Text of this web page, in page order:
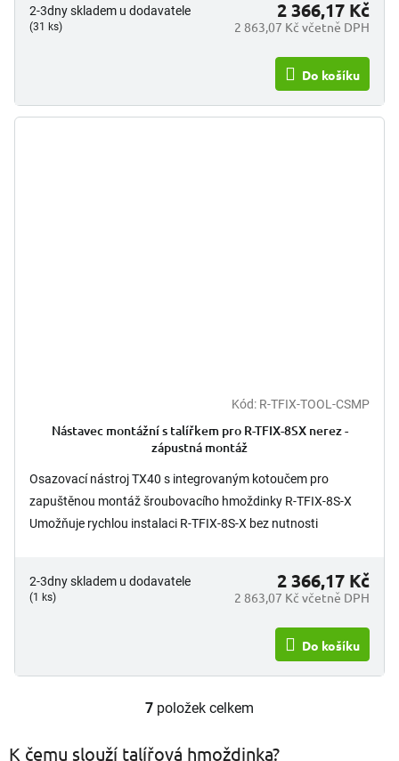
2-3dny skladem u dodavatele
(31 ks) 2 863,07 Kč včetně DPH
2 366,17 Kč
Do košíku
Kód: R-TFIX-TOOL-CSMP
Nástavec montážní s talířkem pro R-TFIX-8SX nerez -
zápustná montáž
Osazovací nástroj TX40 s integrovaným kotoučem pro
zapuštěnou montáž šroubovacího hmoždinky R-TFIX-8S-X
Umožňuje rychlou instalaci R-TFIX-8S-X bez nutnosti
2-3dny skladem u dodavatele
(1 ks) 2 863,07 Kč včetně DPH
2 366,17 Kč
Do košíku
O
l
7 položek celkem
K čemu slouží talířová hmoždinka?